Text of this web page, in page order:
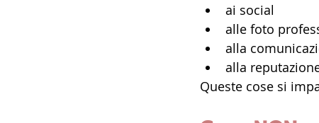
ai social
alle foto
alla
alla
Queste cose si